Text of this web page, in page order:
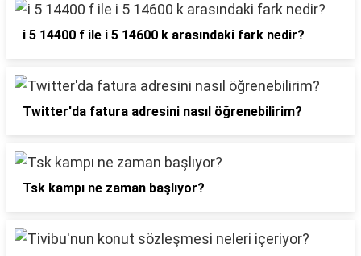
i 5 14400 f ile i 5 14600 k arasındaki fark nedir?
Twitter'da fatura adresini nasıl öğrenebilirim?
Tsk kampı ne zaman başlıyor?